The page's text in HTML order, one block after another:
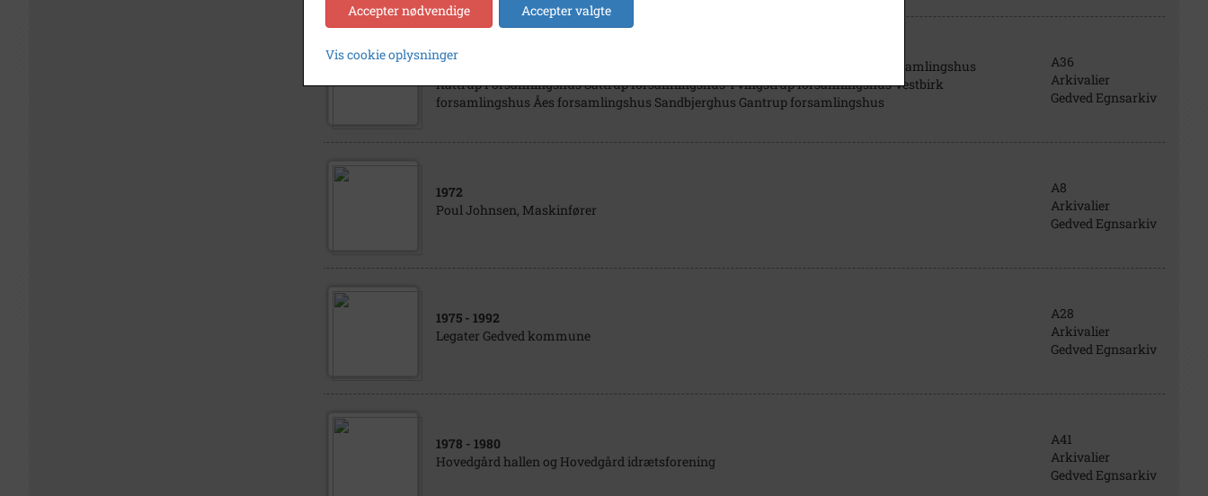
1970
Forsamlingshuse i Gedved kommune Gangsted forsamlingshus Grumstrup forsamlingshus
Kattrup Forsamlingshus Sattrup forsamlingshus Tvingstrup forsamlingshus Vestbirk
forsamlingshus Åes forsamlingshus Sandbjerghus Gantrup forsamlingshus
A36
Arkivalier
Gedved Egnsarkiv
1972
Poul Johnsen, Maskinfører
A8
Arkivalier
Gedved Egnsarkiv
1975 - 1992
Legater Gedved kommune
A28
Arkivalier
Gedved Egnsarkiv
1978 - 1980
Hovedgård hallen og Hovedgård idrætsforening
A41
Arkivalier
Gedved Egnsarkiv
Accepter nødvendige Accepter valgte
Vis cookie oplysninger